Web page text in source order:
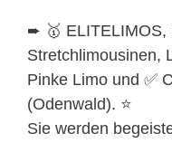
➨ 🥇 ELITELIMOS,
Stretchlimousinen,
Pinke Limo und ✅
(Odenwald). ⭐
Sie werden